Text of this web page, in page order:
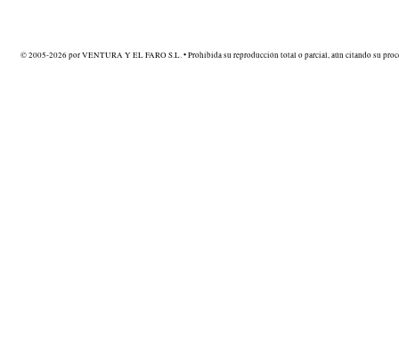
© 2005-2026 por VENTURA Y EL FARO S.L. • Prohibida su reproducción total o parcial, aún citando su